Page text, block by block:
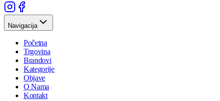
Navigacija
Početna
Trgovina
Brandovi
Kategorije
Objave
O Nama
Kontakt